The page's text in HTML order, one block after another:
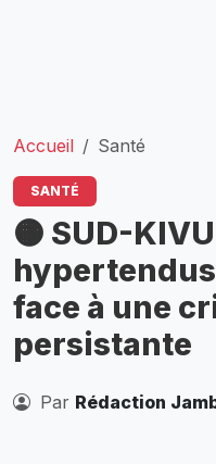
Accueil Santé
SANTÉ
🟠 SUD-
face à une
persistante
Par Rédaction